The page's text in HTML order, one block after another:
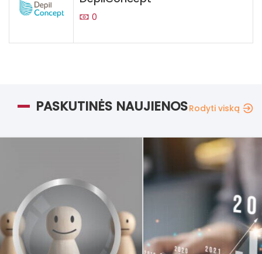
0
PASKUTINĖS NAUJIENOSRodyti viską